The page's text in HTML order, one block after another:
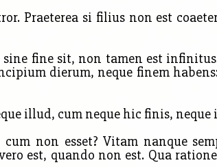
Praeterea si filius non est
fine sit, non tamen est
dierum, neque finem
illud, cum neque hic finis,
non esset? Vitam nanque
est, quando non est. Qua